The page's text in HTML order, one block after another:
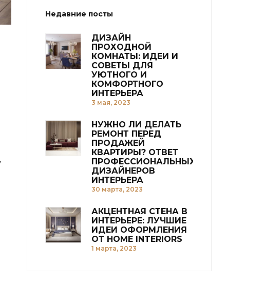
Недавние посты
ДИЗАЙН
ПРОХОДНОЙ
КОМНАТЫ: ИДЕИ И
СОВЕТЫ ДЛЯ
УЮТНОГО И
КОМФОРТНОГО
ИНТЕРЬЕРА
3 мая, 2023
НУЖНО ЛИ ДЕЛАТЬ
РЕМОНТ ПЕРЕД
ПРОДАЖЕЙ
КВАРТИРЫ? ОТВЕТ
ПРОФЕССИОНАЛЬНЫХ
ДИЗАЙНЕРОВ
ИНТЕРЬЕРА
30 марта, 2023
АКЦЕНТНАЯ СТЕНА В
ИНТЕРЬЕРЕ: ЛУЧШИЕ
ИДЕИ ОФОРМЛЕНИЯ
ОТ HOME INTERIORS
1 марта, 2023